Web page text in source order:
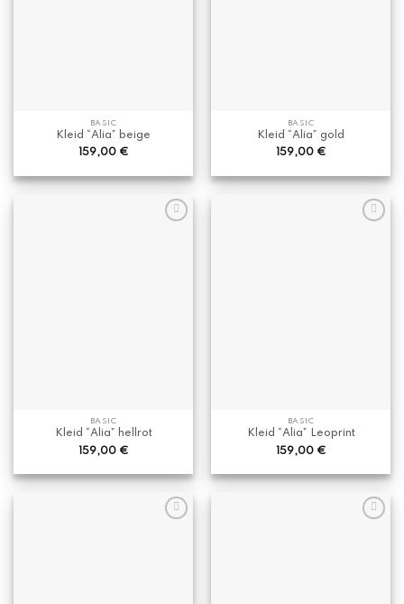
BASIC
Kleid “Alia” beige
159,00 €
BASIC
Kleid “Alia” gold
159,00 €
BASIC
Kleid “Alia” hellrot
159,00 €
BASIC
Kleid “Alia” Leoprint
159,00 €